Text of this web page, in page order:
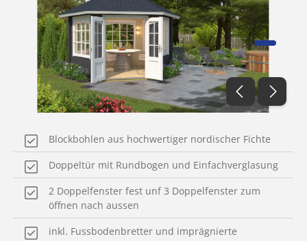
Blockbohlen aus hochwertiger nordischer Fichte
Doppeltür mit Rundbogen und Einfachverglasung
2 Doppelfenster fest unf 3 Doppelfenster zum
öffnen nach aussen
inkl. Fussbodenbretter und imprägnierte